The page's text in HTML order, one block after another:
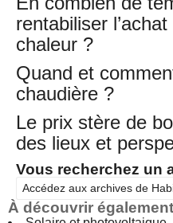
rentabiliser
chaleur ?
Quand et
chaudière ?
Le prix stère de
des lieux et
Vous recherchez un
Accédez aux archives de
À découvrir également